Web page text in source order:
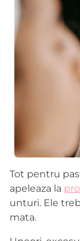
Tot pentru
apeleaza la
unturi. Ele
mata.